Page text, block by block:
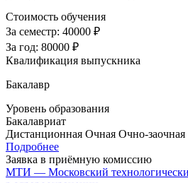
Стоимость обучения
За семестр: 40000 ₽
За год: 80000 ₽
Квалификация выпускника
Бакалавр
Уровень образования
Бакалавриат
Дистанционная Очная Очно-заочная
Подробнее
Заявка в приёмную комиссию
МТИ — Московский